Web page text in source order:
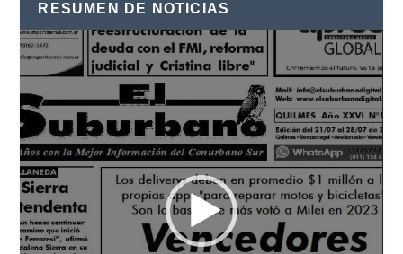
RESUMEN DE NOTICIAS
Reproductor
de
vídeo